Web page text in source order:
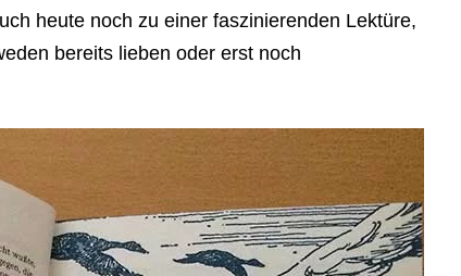
heute noch zu einer faszinierenden Lektüre,
bereits lieben oder erst noch